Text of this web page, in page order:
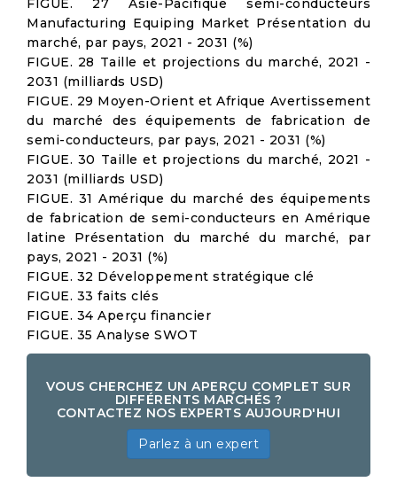
FIGUE. 27 Asie-Pacifique semi-conducteurs
Manufacturing Equiping Market Présentation du
marché, par pays, 2021 - 2031 (%)
FIGUE. 28 Taille et projections du marché, 2021 -
2031 (milliards USD)
FIGUE. 29 Moyen-Orient et Afrique Avertissement
du marché des équipements de fabrication de
semi-conducteurs, par pays, 2021 - 2031 (%)
FIGUE. 30 Taille et projections du marché, 2021 -
2031 (milliards USD)
FIGUE. 31 Amérique du marché des équipements
de fabrication de semi-conducteurs en Amérique
latine Présentation du marché du marché, par
pays, 2021 - 2031 (%)
FIGUE. 32 Développement stratégique clé
FIGUE. 33 faits clés
FIGUE. 34 Aperçu financier
FIGUE. 35 Analyse SWOT
VOUS CHERCHEZ UN APERÇU COMPLET SUR
DIFFÉRENTS MARCHÉS ?
CONTACTEZ NOS EXPERTS AUJOURD'HUI
Parlez à un expert